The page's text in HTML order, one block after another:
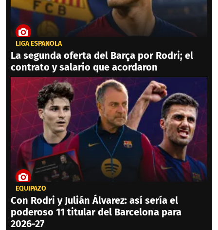
LIGA ESPAÑOLA
La segunda oferta del Barça por Rodri; el
contrato y salario que acordaron
EQUIPAZO
Con Rodri y Julián Álvarez: así sería el
poderoso 11 titular del Barcelona para
2026-27